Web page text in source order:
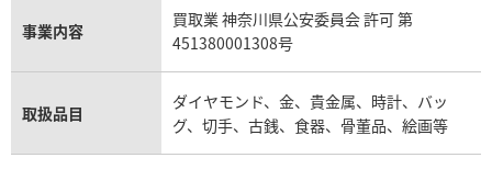
事業内容
買取業 神奈川県公安委員会 許可 第
451380001308号
取扱品目
ダイヤモンド、金、貴金属、時計、バッ
グ、切手、古銭、食器、骨董品、絵画等